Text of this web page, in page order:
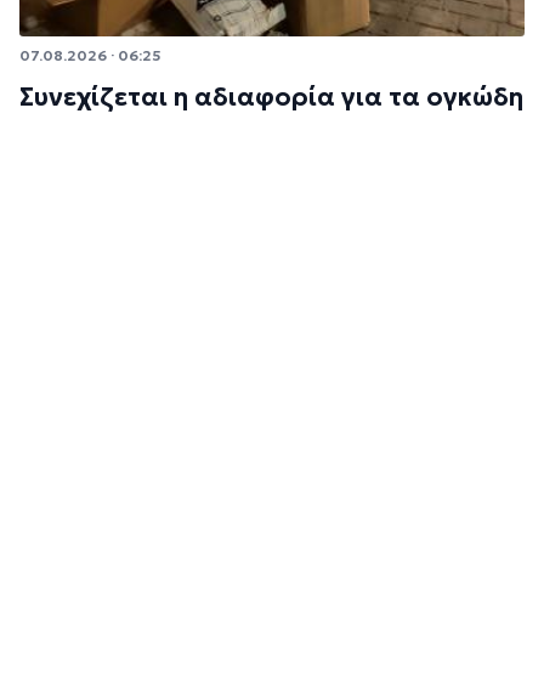
07.08.2026 · 06:25
Συνεχίζεται η αδιαφορία για τα ογκώδη